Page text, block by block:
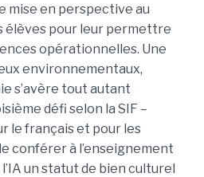
mise en perspective au
élèves pour leur permettre
opérationnelles. Une
environnementaux,
s’avère tout autant
défi selon la SIF –
le français et pour les
conférer à l’enseignement
un statut de bien culturel